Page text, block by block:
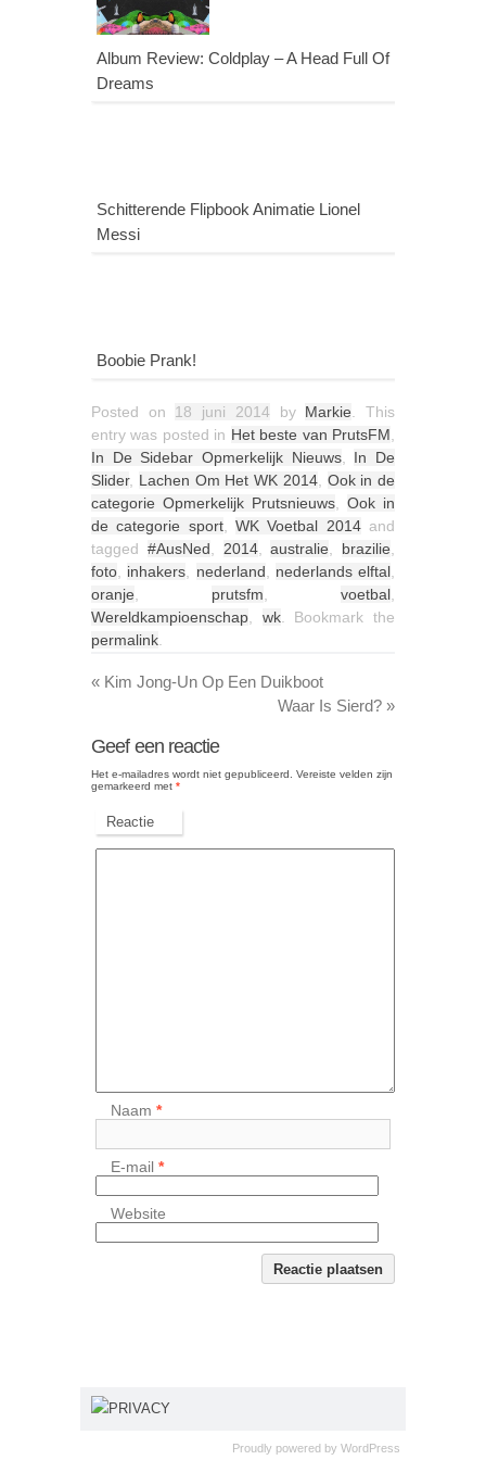
Album Review: Coldplay – A Head Full Of
Dreams
Schitterende Flipbook Animatie Lionel
Messi
Boobie Prank!
Posted on 18 juni 2014 by Markie . This
entry was posted in Het beste van PrutsFM
In De Sidebar Opmerkelijk Nieuws, In De
Slider, Lachen Om Het WK 2014, Ook in de
categorie Opmerkelijk Prutsnieuws
Ook in
de categorie sport,WK Voetbal 2014and
tagged #AusNed 2014,australie brazilie
foto
inhakers nederland nederlands elftal
oranje
prutsfm voetbal
Wereldkampioenschap
wk. Bookmark the
permalink
« Kim Jong-Un Op Een Duikboot
Waar Is Sierd? »
Geef een reactie
Het e-mailadres wordt niet gepubliceerd.
Vereiste velden zijn
gemarkeerd met *
Reactie
Naam*
E-mail*
Website
PRIVACY
Proudly powered by WordPress